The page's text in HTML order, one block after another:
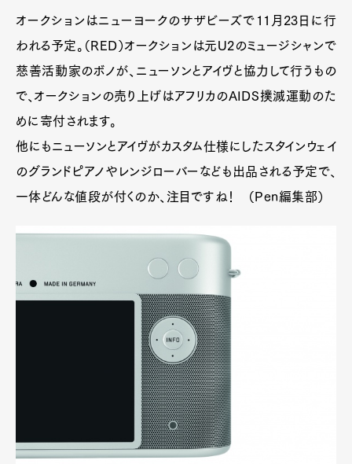
オークションはニューヨークのサザビーズで11月23日に行
われる予定。（RED）オークションは元U2のミュージシャンで
慈善活動家のボノが、ニューソンとアイヴと協力して行うもの
で、オークションの売り上げはアフリカのAIDS撲滅運動のた
めに寄付されます。
他にもニューソンとアイヴがカスタム仕様にしたスタインウェイ
のグランドピアノやレンジローバーなども出品される予定で、
一体どんな値段が付くのか、注目ですね！ （Pen編集部）